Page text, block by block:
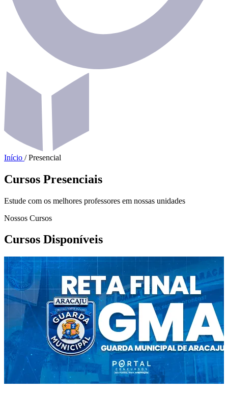
Início / Presencial
Cursos Presenciais
Estude com os melhores professores em nossas unidades
Nossos Cursos
Cursos Disponíveis